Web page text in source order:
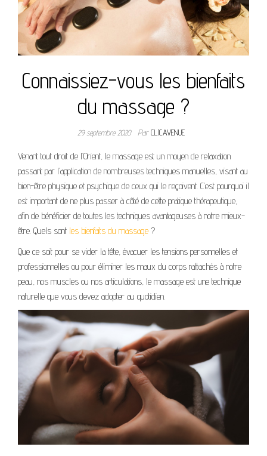
Connaissiez-vous les bienfaits
du massage ?
29 septembre 2020 ParCLICAVENUE
Venant tout droit de l’Orient, le massage est un moyen de relaxation
passant par l’application de nombreuses techniques manuelles, visant au
bien-être physique et psychique de ceux qui le reçoivent. C’est pourquoi il
est important de ne plus passer à côté de cette pratique thérapeutique,
afin de bénéficier de toutes les techniques avantageuses à notre mieux-
être. Quels sont les bienfaits du massage ?
Que ce soit pour se vider la tête, évacuer les tensions personnelles et
professionnelles ou pour éliminer les maux du corps rattachés à notre
peau, nos muscles ou nos articulations, le massage est une technique
naturelle que vous devez adopter au quotidien.